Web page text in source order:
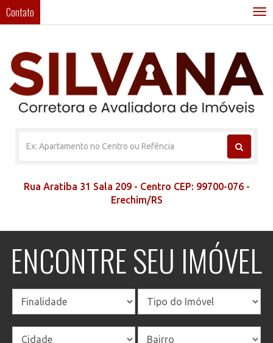
Contato
Rua Aratiba 31 Sala 209 - Centro CEP: 99700-076 -
Erechim/RS
ENCONTRE SEU IMÓVEL